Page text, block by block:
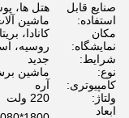
صنایع قابل
استفاده:
هتل ها،
ماشین
مکان
نمایشگاه:
کانادا،
روسیه،
شرایط:
جدید
نوع:
ماشین
کامپیوتری:
آره
ولتاژ:
220 ولت
ابعاد